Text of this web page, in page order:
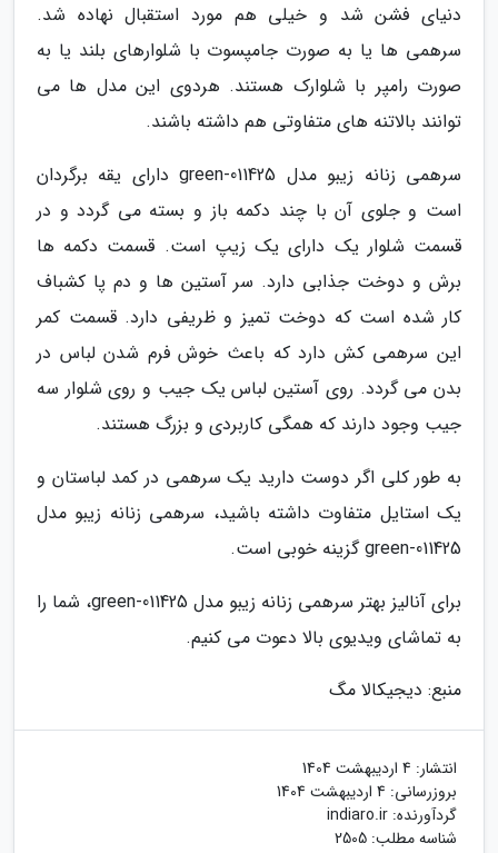
دنیای فشن شد و خیلی هم مورد استقبال نهاده شد.
سرهمی ها یا به صورت جامپسوت با شلوارهای بلند یا به
صورت رامپر با شلوارک هستند. هردوی این مدل ها می
توانند بالاتنه های متفاوتی هم داشته باشند.
سرهمی زنانه زیبو مدل 011425-green دارای یقه برگردان
است و جلوی آن با چند دکمه باز و بسته می گردد و در
قسمت شلوار یک دارای یک زیپ است. قسمت دکمه ها
برش و دوخت جذابی دارد. سر آستین ها و دم پا کشباف
کار شده است که دوخت تمیز و ظریفی دارد. قسمت کمر
این سرهمی کش دارد که باعث خوش فرم شدن لباس در
بدن می گردد. روی آستین لباس یک جیب و روی شلوار سه
جیب وجود دارند که همگی کاربردی و بزرگ هستند.
به طور کلی اگر دوست دارید یک سرهمی در کمد لباستان و
یک استایل متفاوت داشته باشید، سرهمی زنانه زیبو مدل
011425-green گزینه خوبی است.
برای آنالیز بهتر سرهمی زنانه زیبو مدل 011425-green، شما را
به تماشای ویدیوی بالا دعوت می کنیم.
منبع: دیجیکالا مگ
انتشار: 4 اردیبهشت 1404
بروزرسانی: 4 اردیبهشت 1404
گردآورنده: indiaro.ir
شناسه مطلب: 2505